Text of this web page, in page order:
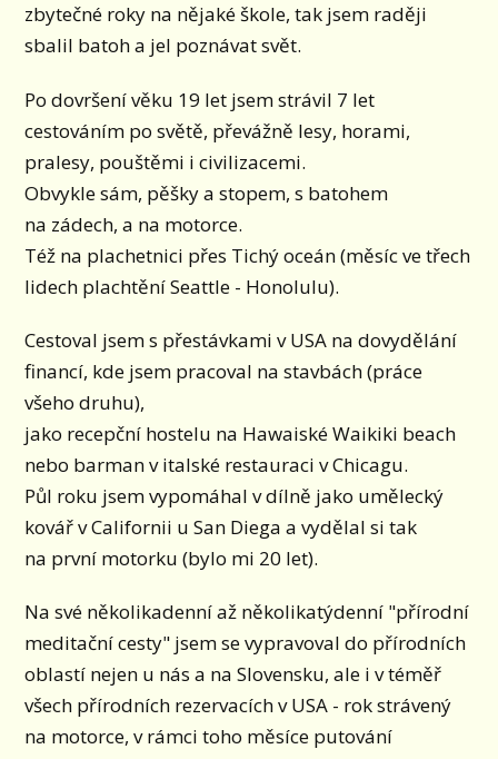
zbytečné roky na nějaké škole, tak jsem raději
sbalil batoh a jel poznávat svět.
Po dovršení věku 19 let jsem strávil 7 let
cestováním po světě, převážně lesy, horami,
pralesy, pouštěmi i civilizacemi.
Obvykle sám, pěšky a stopem, s batohem
na zádech, a na motorce.
Též na plachetnici přes Tichý oceán (měsíc ve třech
lidech plachtění Seattle - Honolulu).
Cestoval jsem s přestávkami v USA na dovydělání
financí, kde jsem pracoval na stavbách (práce
všeho druhu),
jako recepční hostelu na Hawaiské Waikiki beach
nebo barman v italské restauraci v Chicagu.
Půl roku jsem vypomáhal v dílně jako umělecký
kovář v Californii u San Diega a vydělal si tak
na první motorku (bylo mi 20 let).
Na své několikadenní až několikatýdenní "přírodní
meditační cesty" jsem se vypravoval do přírodních
oblastí nejen u nás a na Slovensku, ale i v téměř
všech přírodních rezervacích v USA - rok strávený
na motorce, v rámci toho měsíce putování